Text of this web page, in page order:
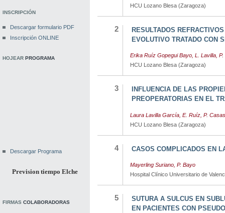
INSCRIPCIÓN
Descargar formulario PDF
Inscripción ONLINE
HOJEAR PROGRAMA
Descargar Programa
Prevision tiempo Elche
FIRMAS COLABORADORAS
HCU Lozano Blesa (Zaragoza)
2
RESULTADOS
EVOLUTIVO TRATADO CON
Erika Ruíz Gopegui Bayo, L. Lavilla,
HCU Lozano Blesa (Zaragoza)
3
INFLUENCIA DE LAS
PREOPERATORIAS EN EL
Laura Lavilla García, E. Ruíz, P. Casas
HCU Lozano Blesa (Zaragoza)
4 CASOS COMPLICADOS EN
Mayerling Suriano, P. Bayo
Hospital Clínico Universitario de
5
SUTURA A SULCUS EN
EN PACIENTES CON